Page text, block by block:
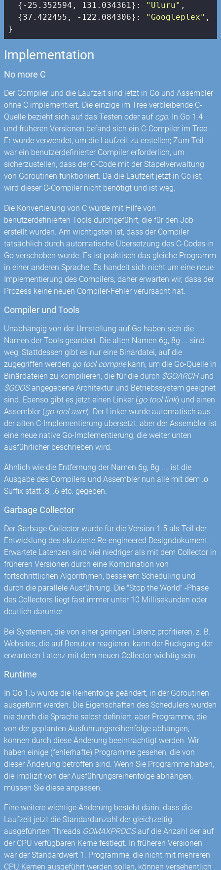
  {
-25.352594 , 131.034361}: "Uluru" ,
  {
37.422455 , -122.084306}: "Googleplex" ,
}
Implementation
No more C
Der Compiler und die Laufzeit sind jetzt in Go und Assembler
ohne C implementiert. Die einzige im Tree verbleibende C-
Quelle bezieht sich auf das Testen oder auf cgo. In Go 1.4
und früheren Versionen befand sich ein C-Compiler im Tree.
Er wurde verwendet, um die Laufzeit zu erstellen; Zum Teil
war ein benutzerdefinierter Compiler erforderlich, um
sicherzustellen, dass der C-Code mit der Stapelverwaltung
von Goroutinen funktioniert. Da die Laufzeit jetzt in Go ist,
wird dieser C-Compiler nicht benötigt und ist weg.
Die Konvertierung von C wurde mit Hilfe von
benutzerdefinierten Tools durchgeführt, die für den Job
erstellt wurden. Am wichtigsten ist, dass der Compiler
tatsächlich durch automatische Übersetzung des C-Codes in
Go verschoben wurde. Es ist praktisch das gleiche Programm
in einer anderen Sprache. Es handelt sich nicht um eine neue
Implementierung des Compilers, daher erwarten wir, dass der
Prozess keine neuen Compiler-Fehler verursacht hat.
Compiler und Tools
Unabhängig von der Umstellung auf Go haben sich die
Namen der Tools geändert. Die alten Namen 6g, 8g ... sind
weg; Stattdessen gibt es nur eine Binärdatei, auf die
zugegriffen werden go tool compilekann, um die Go-Quelle in
Binärdateien zu kompilieren, die für die durch $GOARCHund
$GOOSangegebene Architektur und Betriebssystem geeignet
sind. Ebenso gibt es jetzt einen Linker (go tool link) und einen
Assembler (go tool asm). Der Linker wurde automatisch aus
der alten C-Implementierung übersetzt, aber der Assembler ist
eine neue native Go-Implementierung, die weiter unten
ausführlicher beschrieben wird.
Ähnlich wie die Entfernung der Namen 6g, 8g ..., ist die
Ausgabe des Compilers und Assembler nun alle mit dem .o
Suffix statt .8, .6 etc. gegeben.
Garbage Collector
Der Garbage Collector wurde für die Version 1.5 als Teil der
Entwicklung des skizzierte Re-engineered Designdokument.
Erwartete Latenzen sind viel niedriger als mit dem Collector in
früheren Versionen durch eine Kombination von
fortschrittlichen Algorithmen, besserem Scheduling und
durch die parallele Ausführung. Die "Stop the World" -Phase
des Collectors liegt fast immer unter 10 Millisekunden oder
deutlich darunter.
Bei Systemen, die von einer geringen Latenz profitieren, z. B.
Websites, die auf Benutzer reagieren, kann der Rückgang der
erwarteten Latenz mit dem neuen Collector wichtig sein.
Runtime
In Go 1.5 wurde die Reihenfolge geändert, in der Goroutinen
ausgeführt werden. Die Eigenschaften des Schedulers wurden
nie durch die Sprache selbst definiert, aber Programme, die
von der geplanten Ausführungsreihenfolge abhängen,
können durch diese Änderung beeinträchtigt werden. Wir
haben einige (fehlerhafte) Programme gesehen, die von
dieser Änderung betroffen sind. Wenn Sie Programme haben,
die implizit von der Ausführungsreihenfolge abhängen,
müssen Sie diese anpassen.
Eine weitere wichtige Änderung besteht darin, dass die
Laufzeit jetzt die Standardanzahl der gleichzeitig
ausgeführten Threads GOMAXPROCSauf die Anzahl der auf
der CPU verfügbaren Kerne festlegt. In früheren Versionen
war der Standardwert 1. Programme, die nicht mit mehreren
CPU Kernen ausgeführt werden sollen, können versehentlich